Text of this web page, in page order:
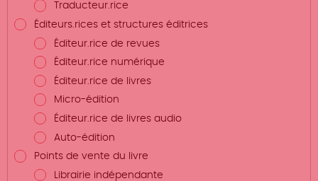
Traducteur.rice
Éditeurs.rices et structures éditrices
Éditeur.rice de revues
Éditeur.rice numérique
Éditeur.rice de livres
Micro-édition
Éditeur.rice de livres audio
Auto-édition
Points de vente du livre
Librairie indépendante